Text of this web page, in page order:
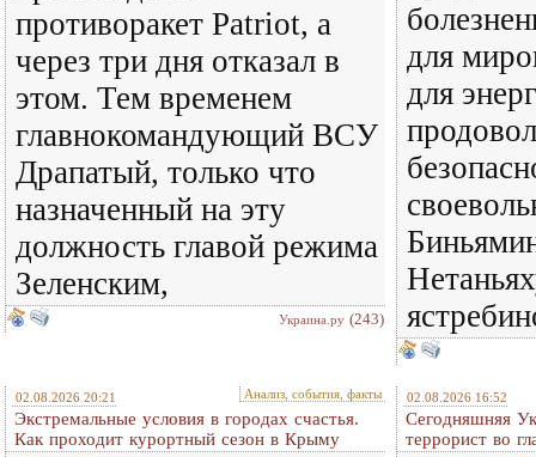
противоракет Patriot, а
через три дня отказал в
этом. Тем временем
главнокомандующий ВСУ
Драпатый, только что
назначенный на эту
должность главой режима
Зеленским,
Украина.ру (243)
для
для
02.08.2026 20:21 Анализ, события, факты
Экстремальные условия в городах счастья.
Как проходит курортный сезон в Крыму
02.08.2026 16:52
Сегодняшняя
террорист во